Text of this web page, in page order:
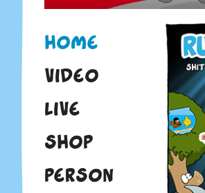
HOME
VIDEO
LIVE
SHOP
PERSON